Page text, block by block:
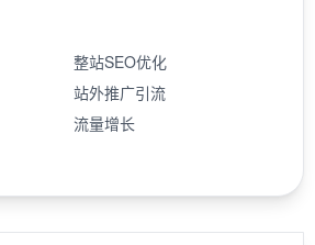
整站SEO优化
站外推广引流
流量增长